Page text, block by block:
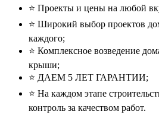
⭐️ Проекты и цены на любой
⭐️ Широкий выбор проектов
каждого;
⭐️ Комплексное возведение
крыши;
⭐️ ДАЕМ 5 ЛЕТ ГАРАНТИИ;
⭐️ На каждом этапе
контроль за качеством работ.